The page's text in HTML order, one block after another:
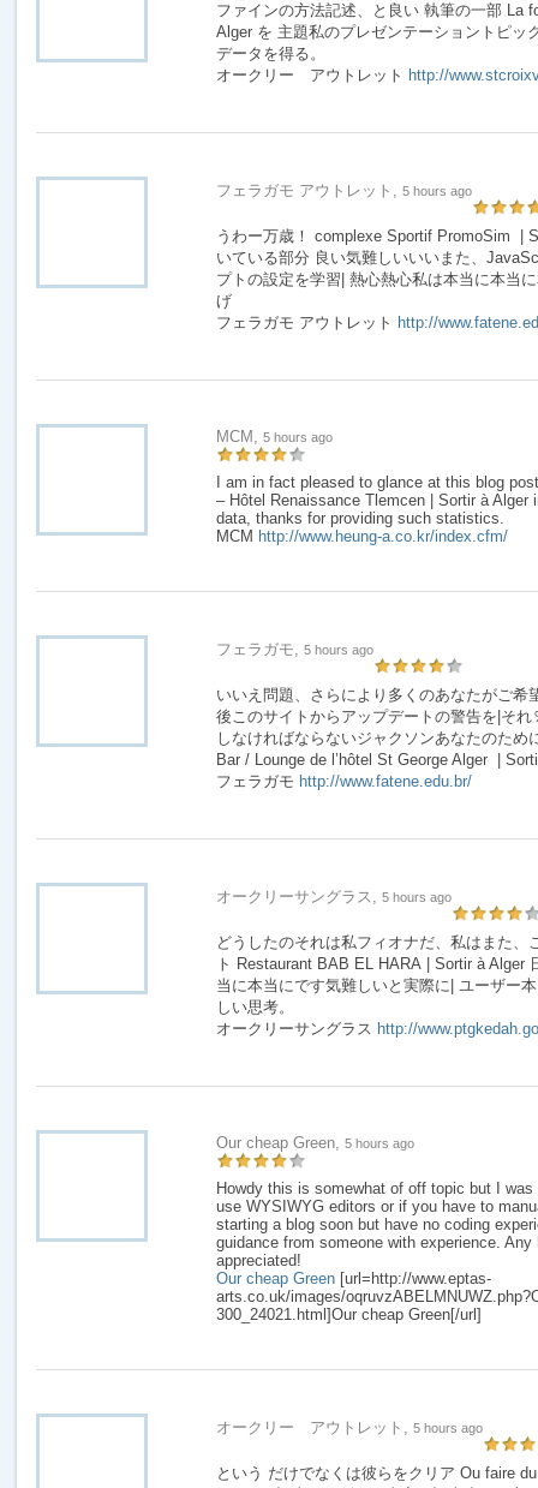
ファインの方法記述、と良い 執筆の一部 La
Alger を 主題私のプレゼンテーショントピッ
データを得る。
オークリー アウトレット http://
フェラガモ アウトレット, 5 hours ago
うわー万歳！ complexe Sportif PromoSim |
いている部分 良い気難しいいいまた、
プトの設定を学習| 熱心熱心私は本当に本当
げ
フェラガモ アウトレット http://
MCM, 5 hours ago
I am in fact pleased to glance at this blog
– Hôtel Renaissance Tlemcen | Sortir à Alger
data, thanks for providing such statistics.
MCM http://www.heung-a.co.kr/index.cfm/
フェラガモ, 5 hours ago
いいえ問題、さらにより多くのあなたがご希
後このサイトからアップデートの警告を|そ
しなければならないジャクソンあなたのため
Bar / Lounge de l’hôtel St George Alger |
フェラガモ http://www.fatene.edu.br/
オークリーサングラス, 5 hours ago
どうしたのそれは私フィオナだ、私はまた、
ト Restaurant BAB EL HARA | Sortir à Alger
当に本当にです気難しいと実際に| ユーザー
しい思考。
オークリーサングラス http://
Our cheap Green, 5 hours ago
Howdy this is somewhat of off topic but I
use WYSIWYG editors or if you have to
starting a blog soon but have no coding
guidance from someone with experience.
appreciated!
Our cheap Green [url=http://www.eptas-
arts.co.uk/images/
300_24021.html]Our cheap Green[/url]
オークリー アウトレット, 5 hours ago
という だけでなくは彼らをクリア Ou faire